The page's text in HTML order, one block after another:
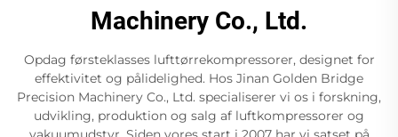
Machinery Co., Ltd.
Opdag førsteklasses lufttørrekompressorer, designet for
effektivitet og pålidelighed. Hos Jinan Golden Bridge
Precision Machinery Co., Ltd. specialiserer vi os i forskning,
udvikling, produktion og salg af luftkompressorer og